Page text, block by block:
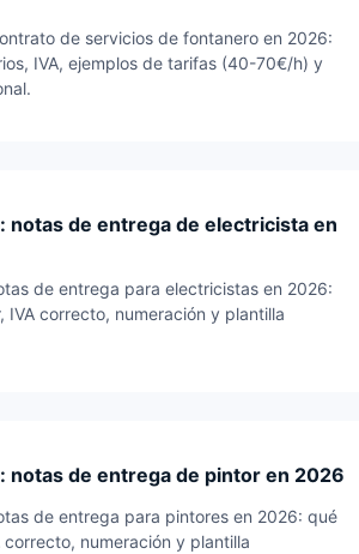
de servicios de fontanero en 2026:
IVA, ejemplos de tarifas (40-70€/h) y
notas de entrega de electricista en
de entrega para electricistas en 2026:
IVA correcto, numeración y plantilla
notas de entrega de pintor en 2026
de entrega para pintores en 2026: qué
correcto, numeración y plantilla